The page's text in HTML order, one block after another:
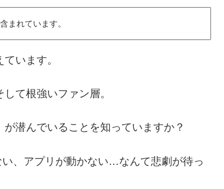
まれています。
います。
て根強いファン層。
が潜んでいることを知っていますか？
、アプリが動かない…なんて悲劇が待っ